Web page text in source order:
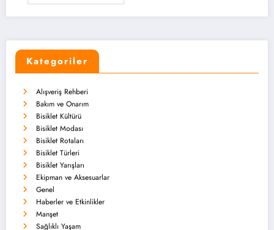
Kategoriler
Alışveriş Rehberi
Bakım ve Onarım
Bisiklet Kültürü
Bisiklet Modası
Bisiklet Rotaları
Bisiklet Türleri
Bisiklet Yarışları
Ekipman ve Aksesuarlar
Genel
Haberler ve Etkinlikler
Manşet
Sağlıklı Yaşam